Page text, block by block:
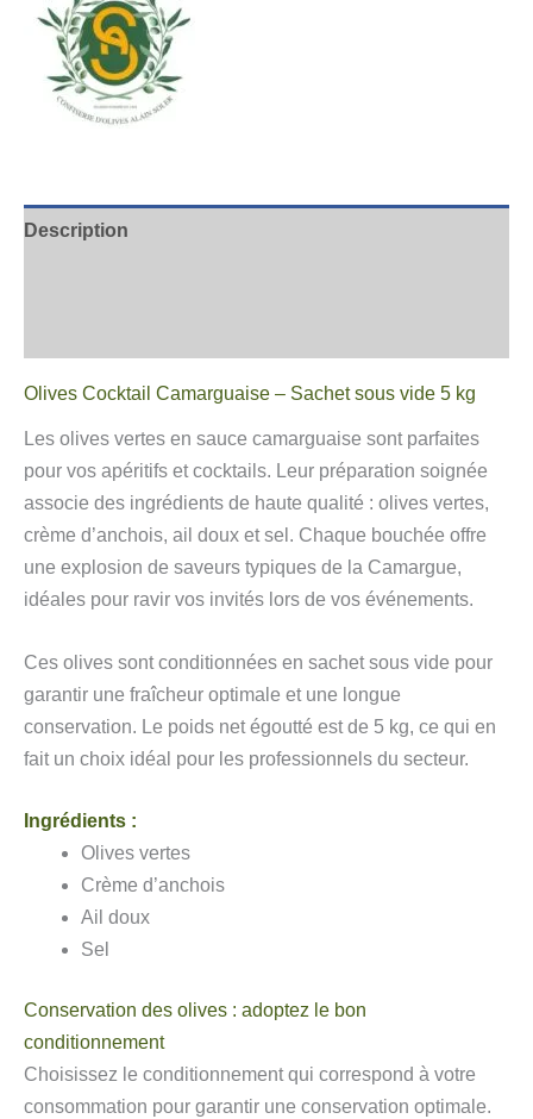
Description
Olives Cocktail Camarguaise – Sachet sous vide 5 kg
Les olives vertes en sauce camarguaise sont parfaites
pour vos apéritifs et cocktails. Leur préparation soignée
associe des ingrédients de haute qualité : olives vertes,
crème d’anchois, ail doux et sel. Chaque bouchée offre
une explosion de saveurs typiques de la Camargue,
idéales pour ravir vos invités lors de vos événements.
Ces olives sont conditionnées en sachet sous vide pour
garantir une fraîcheur optimale et une longue
conservation. Le poids net égoutté est de 5 kg, ce qui en
fait un choix idéal pour les professionnels du secteur.
Ingrédients :
Olives vertes
Crème d’anchois
Ail doux
Sel
Conservation des olives : adoptez le bon
conditionnement
Choisissez le conditionnement qui correspond à votre
consommation pour garantir une conservation optimale.